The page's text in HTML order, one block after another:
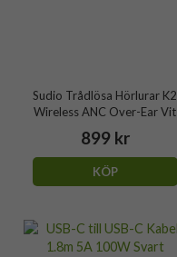
Sudio Trådlösa Hörlurar K2
Wireless ANC Over-Ear Vit
899 kr
KÖP